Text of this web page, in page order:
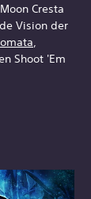
Cresta
Vision der
,
Shoot 'Em